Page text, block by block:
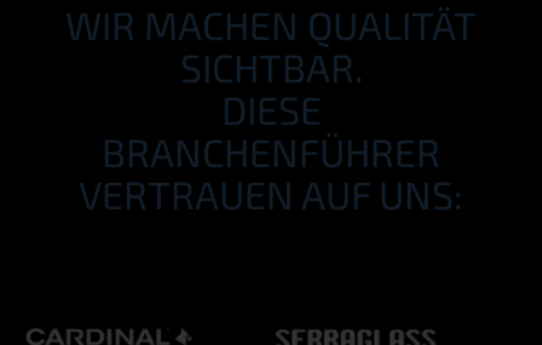
WIR MACHEN QUALITÄT
SICHTBAR.
DIESE
BRANCHENFÜHRER
VERTRAUEN AUF UNS: